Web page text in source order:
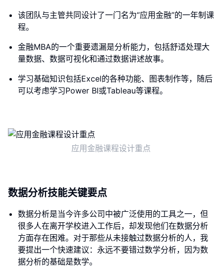
该团队与主管共同设计了一门名为“应用金融”的一年制课
程。
金融MBA的一个重要遗漏是分析能力，包括舒适处理大
量数据、数据可视化和通过数据讲述故事。
学习基础知识包括Excel的各种功能、图表制作等，随后
可以考虑学习Power BI或Tableau等课程。
应用金融课程设计重点
数据分析技能关键要点
数据分析是当今许多公司中被广泛使用的工具之一，但
很多人在离开学校进入工作后，却发现他们在数据分析
方面存在困难。对于那些从未接触过数据分析的人，我
要提出一个快速建议：永远不要错过数学分析，因为数
据分析的基础是数学。